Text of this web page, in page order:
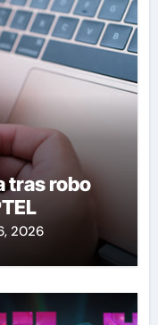
tras robo
2026